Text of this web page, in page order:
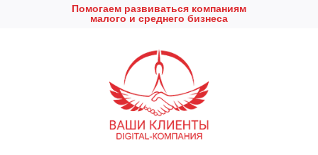
Помогаем развиваться компаниям
малого и среднего бизнеса